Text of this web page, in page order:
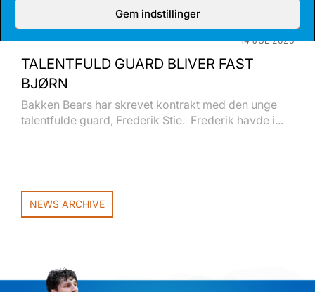
Gem indstillinger
14 JUL 2026
TALENTFULD GUARD BLIVER FAST
BJØRN
Bakken Bears har skrevet kontrakt med den unge
talentfulde guard, Frederik Stie. Frederik havde i...
NEWS ARCHIVE